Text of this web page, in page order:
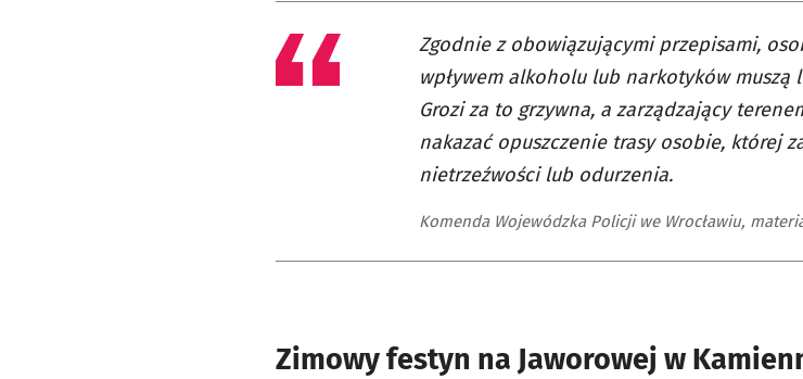
Zgodnie z obowiązującymi przepisami,
wpływem alkoholu lub narkotyków
Grozi za to grzywna, a zarządzający
nakazać opuszczenie trasy osobie, której
nietrzeźwości lub odurzenia.
Komenda Wojewódzka Policji we Wrocławiu,
Zimowy festyn na Jaworowej w